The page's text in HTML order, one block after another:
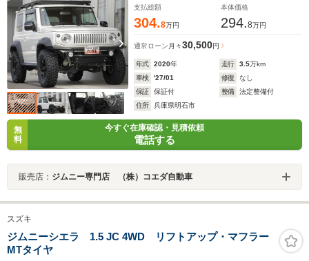
支払総額
304.8万円
本体価格
294.8万円
通常ローン 月々30,500円
年式 2020年 走行 3.5万km
車検
'27/01 修復
なし
保証
保証付 整備
法定整備付
住所
兵庫県明石市
無
料
今すぐ在庫確認・見積依頼
電話する
販売店： ジムニー専門店 （株）コエダ自動車
スズキ
ジムニーシエラ 1.5 JC 4WD リフトアップ・マフラー
MTタイヤ